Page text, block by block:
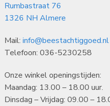
Rumbastraat 76
1326 NH Almere
Mail: info@beestachtiggoed.nl
Telefoon: 036-5230258
Onze winkel openingstijden:
Maandag: 13.00 – 18.00 uur.
Dinsdag – Vrijdag: 09.00 –